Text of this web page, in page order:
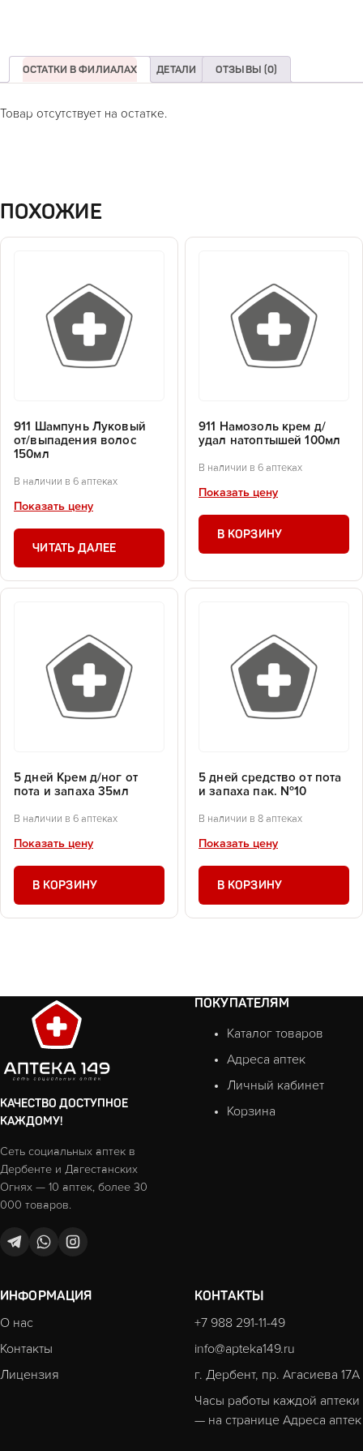
ОСТАТКИ В ФИЛИАЛАХ ДЕТАЛИ ОТЗЫВЫ (0)
Товар отсутствует на остатке.
ПОХОЖИЕ
911 Шампунь Луковый
от/выпадения волос
150мл
В наличии в 6 аптеках
Показать цену
ЧИТАТЬ ДАЛЕЕ
911 Намозоль крем д/
удал натоптышей 100мл
В наличии в 6 аптеках
Показать цену
В КОРЗИНУ
5 дней Крем д/ног от
пота и запаха 35мл
В наличии в 6 аптеках
Показать цену
В КОРЗИНУ
5 дней средство от пота
и запаха пак. №10
В наличии в 8 аптеках
Показать цену
В КОРЗИНУ
КАЧЕСТВО ДОСТУПНОЕ
КАЖДОМУ!
Сеть социальных аптек в
Дербенте и Дагестанских
Огнях — 10 аптек, более 30
000 товаров.
ПОКУПАТЕЛЯМ
Каталог товаров
Адреса аптек
Личный кабинет
Корзина
ИНФОРМАЦИЯ
О нас
Контакты
Лицензия
КОНТАКТЫ
+7 988 291-11-49
info@apteka149.ru
г. Дербент, пр. Агасиева 17А
Часы работы каждой аптеки
— на странице Адреса аптек